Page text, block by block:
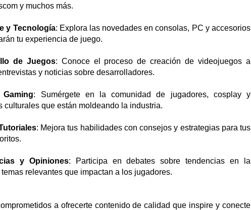
y muchos más.
y Tecnología: Explora las novedades en consolas, PC y accesorios
tu experiencia de juego.
de Juegos: Conoce el proceso de creación de videojuegos a
y noticias sobre desarrolladores.
: Sumérgete en la comunidad de jugadores, cosplay y
culturales que están moldeando la industria.
: Mejora tus habilidades con consejos y estrategias para tus
y Opiniones: Participa en debates sobre tendencias en la
relevantes que impactan a los jugadores.
a ofrecerte contenido de calidad que inspire y conecte